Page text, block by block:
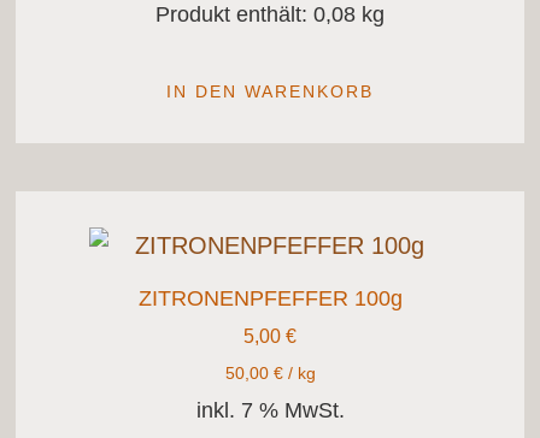
Produkt enthält: 0,08 kg
IN DEN WARENKORB
ZITRONENPFEFFER 100g
5,00 €
50,00 €/ kg
inkl. 7 % MwSt.